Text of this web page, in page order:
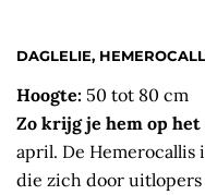
DAGLELIE,
Hoogte: 50 tot 80 cm
Zo krijg je hem op het
april. De Hemerocallis
die zich door